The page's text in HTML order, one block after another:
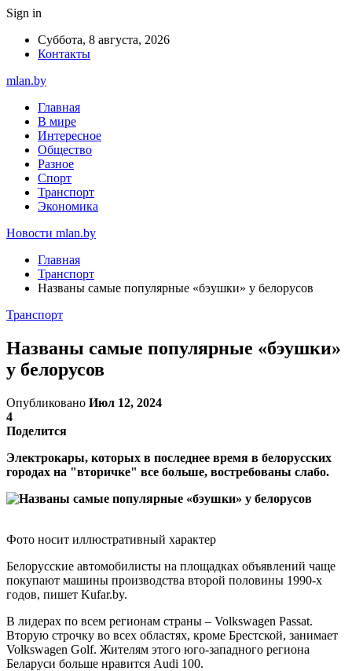
Sign in
Суббота, 8 августа, 2026
Контакты
mlan.by
Главная
В мире
Интересное
Общество
Разное
Спорт
Транспорт
Экономика
Новости mlan.by
Главная
Транспорт
Названы самые популярные «бэушки» у белорусов
Транспорт
Названы самые популярные «бэушки»
у белорусов
Опубликовано Июл 12, 2024
4
Поделится
Электрокары, которых в последнее время в белорусских
городах на "вторичке" все больше, востребованы слабо.
Фото носит иллюстративный характер
Белорусские автомобилисты на площадках объявлений чаще
покупают машины производства второй половины 1990-х
годов, пишет Kufar.by.
В лидерах по всем регионам страны – Volkswagen Passat.
Вторую строчку во всех областях, кроме Брестской, занимает
Volkswagen Golf. Жителям этого юго-западного региона
Беларуси больше нравится Audi 100.